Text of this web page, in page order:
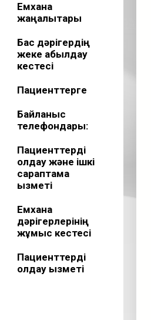
Емхана
жаңалықтары
Бас дәрігердің
жеке қабылдау
кестесі
Пациенттерге
Байланыс
телефондары:
Пациенттерді
қолдау және ішкі
сараптама
қызметі
Емхана
дәрігерлерінің
жұмыс кестесі
Пациенттерді
қолдау қызметі